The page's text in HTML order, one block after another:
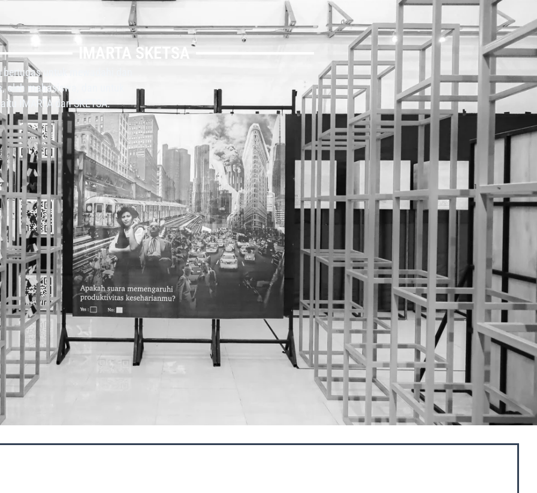
IMARTA SKETSA
untuk mewadahi dan
mahasiswa, dan untuk
IMARTA dan SKETSA.